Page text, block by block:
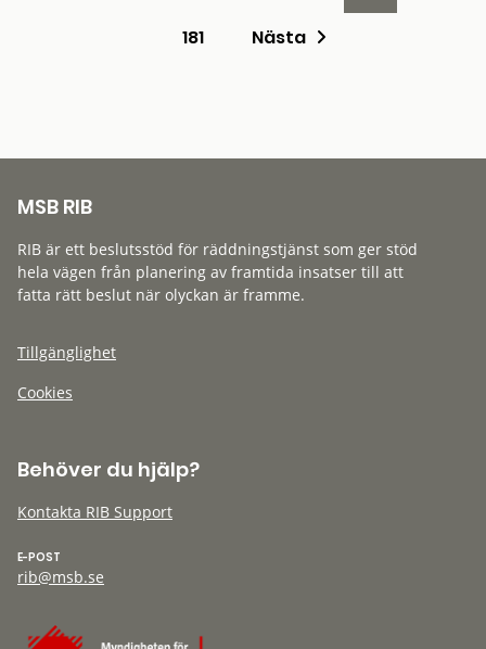
181
Nästa
MSB RIB
RIB är ett beslutsstöd för räddningstjänst som ger stöd
hela vägen från planering av framtida insatser till att
fatta rätt beslut när olyckan är framme.
Tillgänglighet
Cookies
Behöver du hjälp?
Kontakta RIB Support
E-POST
rib@msb.se